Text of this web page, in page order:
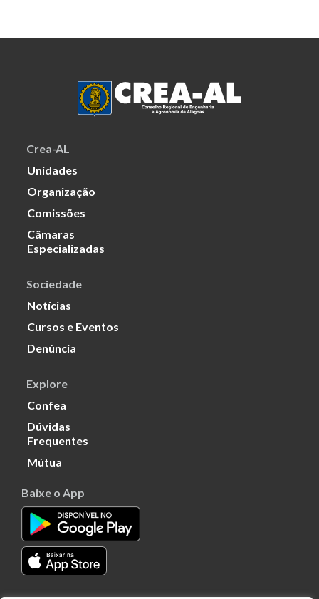
Crea-AL
Unidades
Organização
Comissões
Câmaras
Especializadas
Sociedade
Notícias
Cursos e Eventos
Denúncia
Explore
Confea
Dúvidas
Frequentes
Mútua
Baixe o App